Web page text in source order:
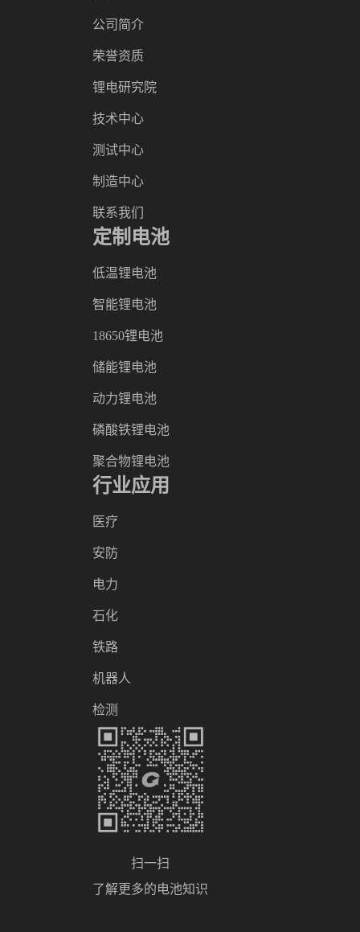
公司简介
荣誉资质
锂电研究院
技术中心
测试中心
制造中心
联系我们
定制电池
低温锂电池
智能锂电池
18650锂电池
储能锂电池
动力锂电池
磷酸铁锂电池
聚合物锂电池
行业应用
医疗
安防
电力
石化
铁路
机器人
检测
扫一扫
了解更多的电池知识